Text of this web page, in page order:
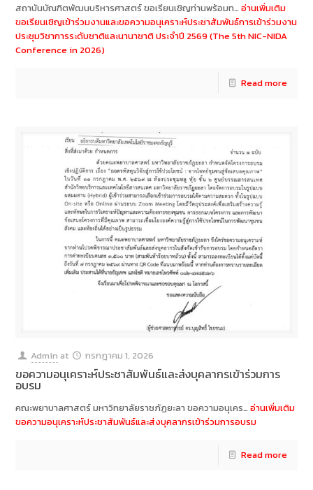
สถาบันบัณฑิตพัฒนบริหารศาสตร์ ขอเรียนเชิญท่านพร้อมท…อ่านเพิ่มเติม
ขอเรียนเชิญเข้าร่วมงานและขอความอนุเคราะห์ประชาสัมพันธ์การเข้าร่วมงาน
ประชุมวิชาการระดับชาติและนานาชาติ ประจำปี 2569 (The 5th NIC-NIDA
Conference in 2026)
Read more
Admin at กรกฎาคม 1, 2026
ขอความอนุเคราะห์ประชาสัมพันธ์และส่งบุคลากรเข้าร่วมการ
อบรม
คณะพยาบาลศาสตร์ มหาวิทยาลัยราชภัฏยะลา ขอความอนุเคร…อ่านเพิ่มเติม
ขอความอนุเคราะห์ประชาสัมพันธ์และส่งบุคลากรเข้าร่วมการอบรม
Read more